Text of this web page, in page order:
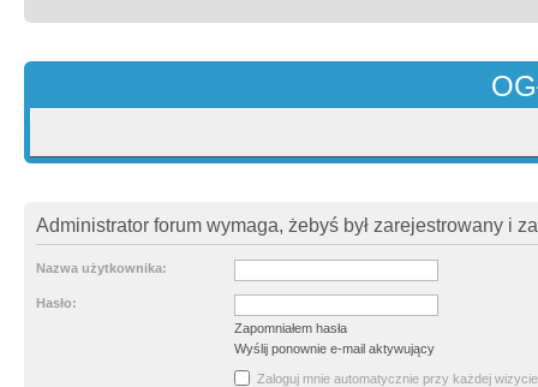
Administrator forum wymaga, żebyś był zarejestrowany i
Nazwa użytkownika:
Hasło:
Zapomniałem hasła
Wyślij ponownie e-mail aktywujący
Zaloguj mnie automatycznie przy każdej wizycie